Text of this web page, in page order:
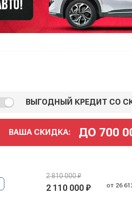
ВЫГОДНЫЙ КРЕДИТ СО
ВАША СКИДКА: ДО 700
2 810 000 ₽
2 110 000 ₽ от 26